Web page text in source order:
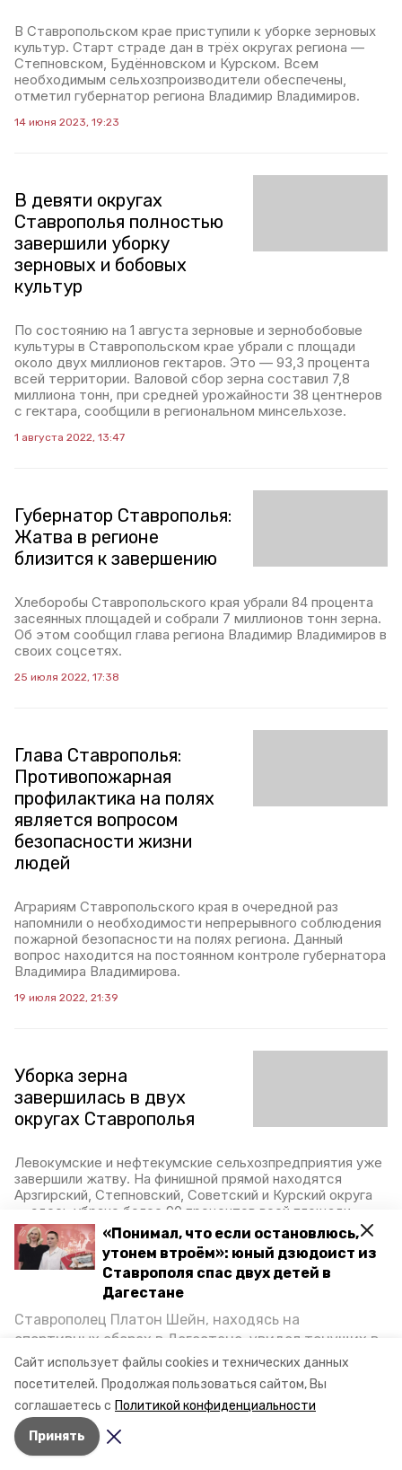
Сайт использует файлы cookies и технических данных
посетителей. Продолжая пользоваться сайтом, Вы
соглашаетесь с Политикой конфиденциальности
Принять
«Понимал, что если остановлюсь,
утонем втроём»: юный дзюдоист из
Ставрополя спас двух детей в
Дагестане
Ставрополец Платон Шейн, находясь на
спортивных сборах в Дегестане, увидел тонущих в
Каспийском море детей и бросился на помощь. По
возвращении домой, отважного мальчика
пригласили в министерство образования края и
наградили. Корреспондент «Победы26» пообщался
с юным героем.
В Ставропольском крае приступили к уборке зерновых
культур. Старт страде дан в трёх округах региона —
Степновском, Будённовском и Курском. Всем
необходимым сельхозпроизводители обеспечены,
отметил губернатор региона Владимир Владимиров.
14 июня 2023, 19:23
В девяти округах
Ставрополья полностью
завершили уборку
зерновых и бобовых
культур
По состоянию на 1 августа зерновые и зернобобовые
культуры в Ставропольском крае убрали с площади
около двух миллионов гектаров. Это — 93,3 процента
всей территории. Валовой сбор зерна составил 7,8
миллиона тонн, при средней урожайности 38 центнеров
с гектара, сообщили в региональном минсельхозе.
1 августа 2022, 13:47
Губернатор Ставрополья:
Жатва в регионе
близится к завершению
Хлеборобы Ставропольского края убрали 84 процента
засеянных площадей и собрали 7 миллионов тонн зерна.
Об этом сообщил глава региона Владимир Владимиров в
своих соцсетях.
25 июля 2022, 17:38
Глава Ставрополья:
Противопожарная
профилактика на полях
является вопросом
безопасности жизни
людей
Аграриям Ставропольского края в очередной раз
напомнили о необходимости непрерывного соблюдения
пожарной безопасности на полях региона. Данный
вопрос находится на постоянном контроле губернатора
Владимира Владимирова.
19 июля 2022, 21:39
Уборка зерна
завершилась в двух
округах Ставрополья
Левокумские и нефтекумские сельхозпредприятия уже
завершили жатву. На финишной прямой находятся
Арзгирский, Степновский, Советский и Курский округа
— здесь убрано более 90 процентов всей площади
посевных.
15 июля 2022, 13:46
Аграрии Ставрополья
собрали пять миллионов
тонн зерновых —
губернатор Владимиров
В Ставропольском крае зерновые и зернобобовые
культуры убраны на 65 процентах засеянных площадей.